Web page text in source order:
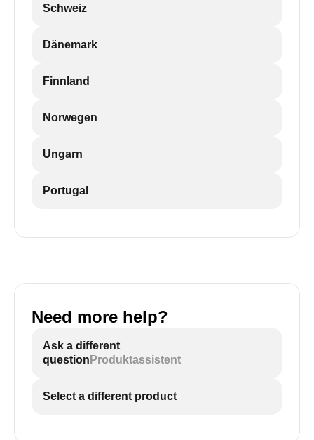
Schweiz
Dänemark
Finnland
Norwegen
Ungarn
Portugal
Need more help?
Ask a different
question Produktassistent
Select a different product